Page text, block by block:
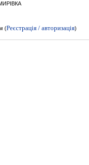
(Реєстрація / авторизація)